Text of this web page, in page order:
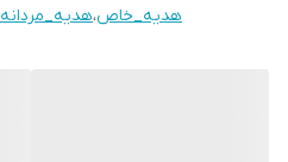
هدیه_خاص،هدیه_مردانه